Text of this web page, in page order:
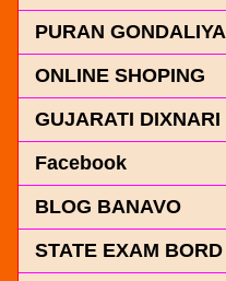
PURAN GONDALIYA
ONLINE SHOPING
GUJARATI DIXNARI
Facebook
BLOG BANAVO
STATE EXAM BORD